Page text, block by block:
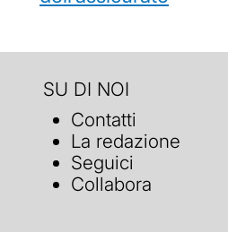
SU DI NOI
Contatti
La redazione
Seguici
Collabora